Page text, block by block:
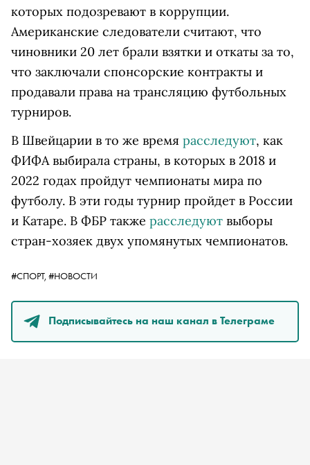
которых подозревают в коррупции.
Американские следователи считают, что
чиновники 20 лет брали взятки и откаты за то,
что заключали спонсорские контракты и
продавали права на трансляцию футбольных
турниров.
В Швейцарии в то же время расследуют, как
ФИФА выбирала страны, в которых в 2018 и
2022 годах пройдут чемпионаты мира по
футболу. В эти годы турнир пройдет в России
и Катаре. В ФБР также расследуют выборы
стран-хозяек двух упомянутых чемпионатов.
#СПОРТ, #НОВОСТИ
Подписывайтесь на наш канал в Телеграме